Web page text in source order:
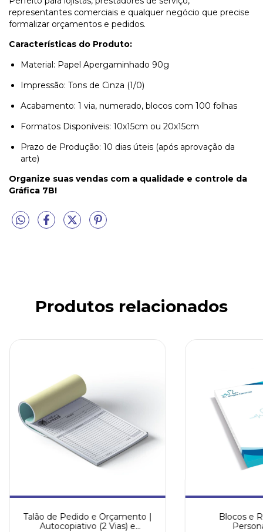
representantes comerciais e qualquer negócio que precise
formalizar orçamentos e pedidos.
Características do Produto:
Material: Papel Apergaminhado 90g
Impressão: Tons de Cinza (1/0)
Acabamento: 1 via, numerado, blocos com 100 folhas
Formatos Disponíveis: 10x15cm ou 20x15cm
Prazo de Produção: 10 dias úteis (após aprovação da
arte)
Organize suas vendas com a qualidade e controle da
Gráfica 7B!
Produtos relacionados
Talão de Pedido e Orçamento |
Autocopiativo (2 Vias) e
Blocos e